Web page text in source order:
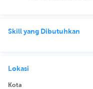
Skill yang Dibutuhkan
Lokasi
Kota